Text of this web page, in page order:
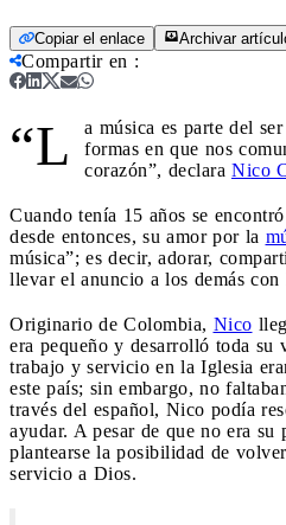
Copiar el enlace Archivar
Compartir en :
“L
a música es parte del
formas en que nos
corazón”, declara Nico
Cuando tenía 15 años se
desde entonces, su amor por la
música”; es decir, adorar,
llevar el anuncio a los demás
Originario de Colombia, Nico
era pequeño y desarrolló toda su
trabajo y servicio en la Iglesia
este país; sin embargo, no
través del español, Nico podía
ayudar. A pesar de que no era
plantearse la posibilidad de
servicio a Dios.